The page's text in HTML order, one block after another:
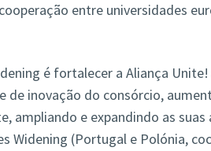
entre universidades
é fortalecer a Aliança
de inovação do consórcio,
ampliando e expandindo as
Widening (Portugal e Polónia,